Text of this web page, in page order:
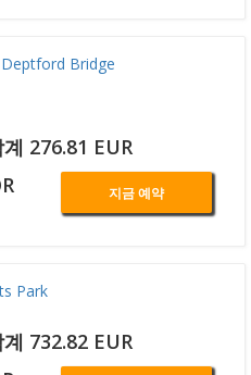
Bridge
276.81 EUR
지금 예약
Park
732.82 EUR